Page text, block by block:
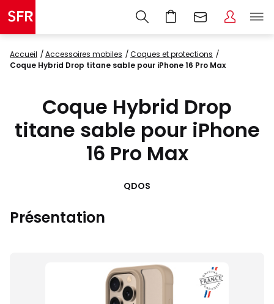
Accueil accessoires mobiles
coques et protections
Coque Hybrid Drop titane sable pour iPhone 16 Pro Max
Coque Hybrid Drop
titane sable pour iPhone
16 Pro Max
QDOS
Présentation
Images
du